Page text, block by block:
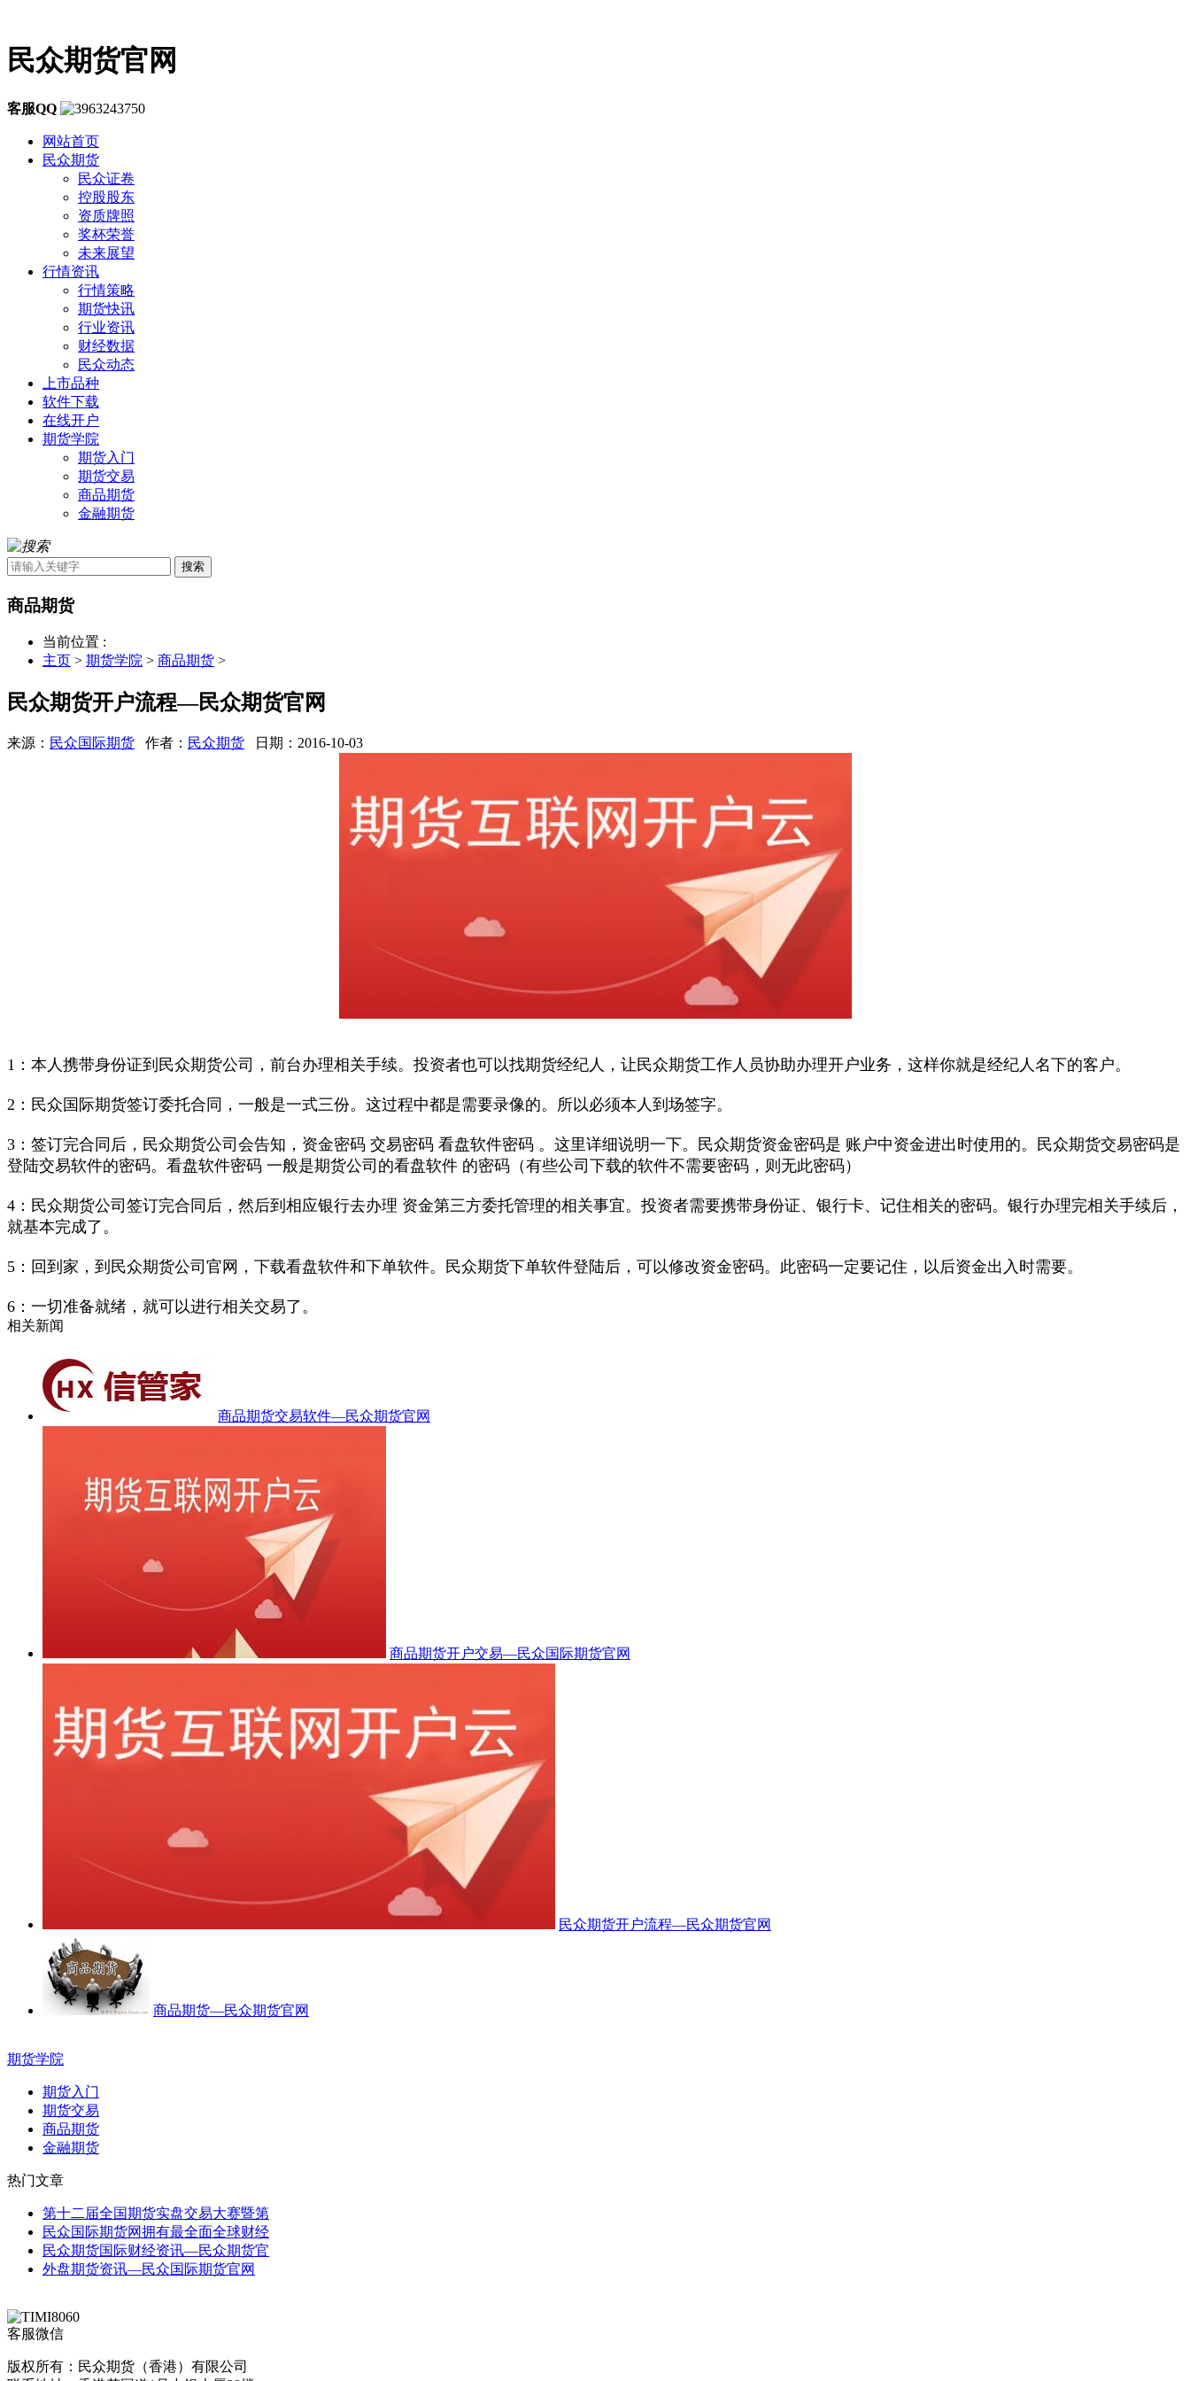
民众期货官网
客服QQ
网站首页
民众期货
民众证卷
控股股东
资质牌照
奖杯荣誉
未来展望
行情资讯
行情策略
期货快讯
行业资讯
财经数据
民众动态
上市品种
软件下载
在线开户
期货学院
期货入门
期货交易
商品期货
金融期货
搜索
商品期货
当前位置 :
主页 > 期货学院 > 商品期货 >
民众期货开户流程—民众期货官网
来源： 民众国际期货 作者： 民众期货 日期：2016-10-03
1：本人携带身份证到民众期货公司，前台办理相关手续。投资者也可以找期货经纪人，让民众期货工作人员协助办理开户业务，这样你就是经纪人名下的客户。
2：民众国际期货签订委托合同，一般是一式三份。这过程中都是需要录像的。所以必须本人到场签字。
3：签订完合同后，民众期货公司会告知，资金密码 交易密码 看盘软件密码 。这里详细说明一下。民众期货资金密码是 账户中资金进出时使用的。民众期货交易密码是
登陆交易软件的密码。看盘软件密码 一般是期货公司的看盘软件 的密码（有些公司下载的软件不需要密码，则无此密码）
4：民众期货公司签订完合同后，然后到相应银行去办理 资金第三方委托管理的相关事宜。投资者需要携带身份证、银行卡、记住相关的密码。银行办理完相关手续后，
就基本完成了。
5：回到家，到民众期货公司官网，下载看盘软件和下单软件。民众期货下单软件登陆后，可以修改资金密码。此密码一定要记住，以后资金出入时需要。
6：一切准备就绪，就可以进行相关交易了。
相关新闻
商品期货交易软件—民众期货官网
商品期货开户交易—民众国际期货官网
民众期货开户流程—民众期货官网
商品期货—民众期货官网
期货学院
期货入门
期货交易
商品期货
金融期货
热门文章
第十二届全国期货实盘交易大赛暨第
民众国际期货网拥有最全面全球财经
民众期货国际财经资讯—民众期货官
外盘期货资讯—民众国际期货官网
客服微信
版权所有：民众期货（香港）有限公司